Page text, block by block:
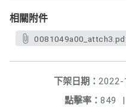
相關附件
下架日期： 2022-
點擊率： 849 |